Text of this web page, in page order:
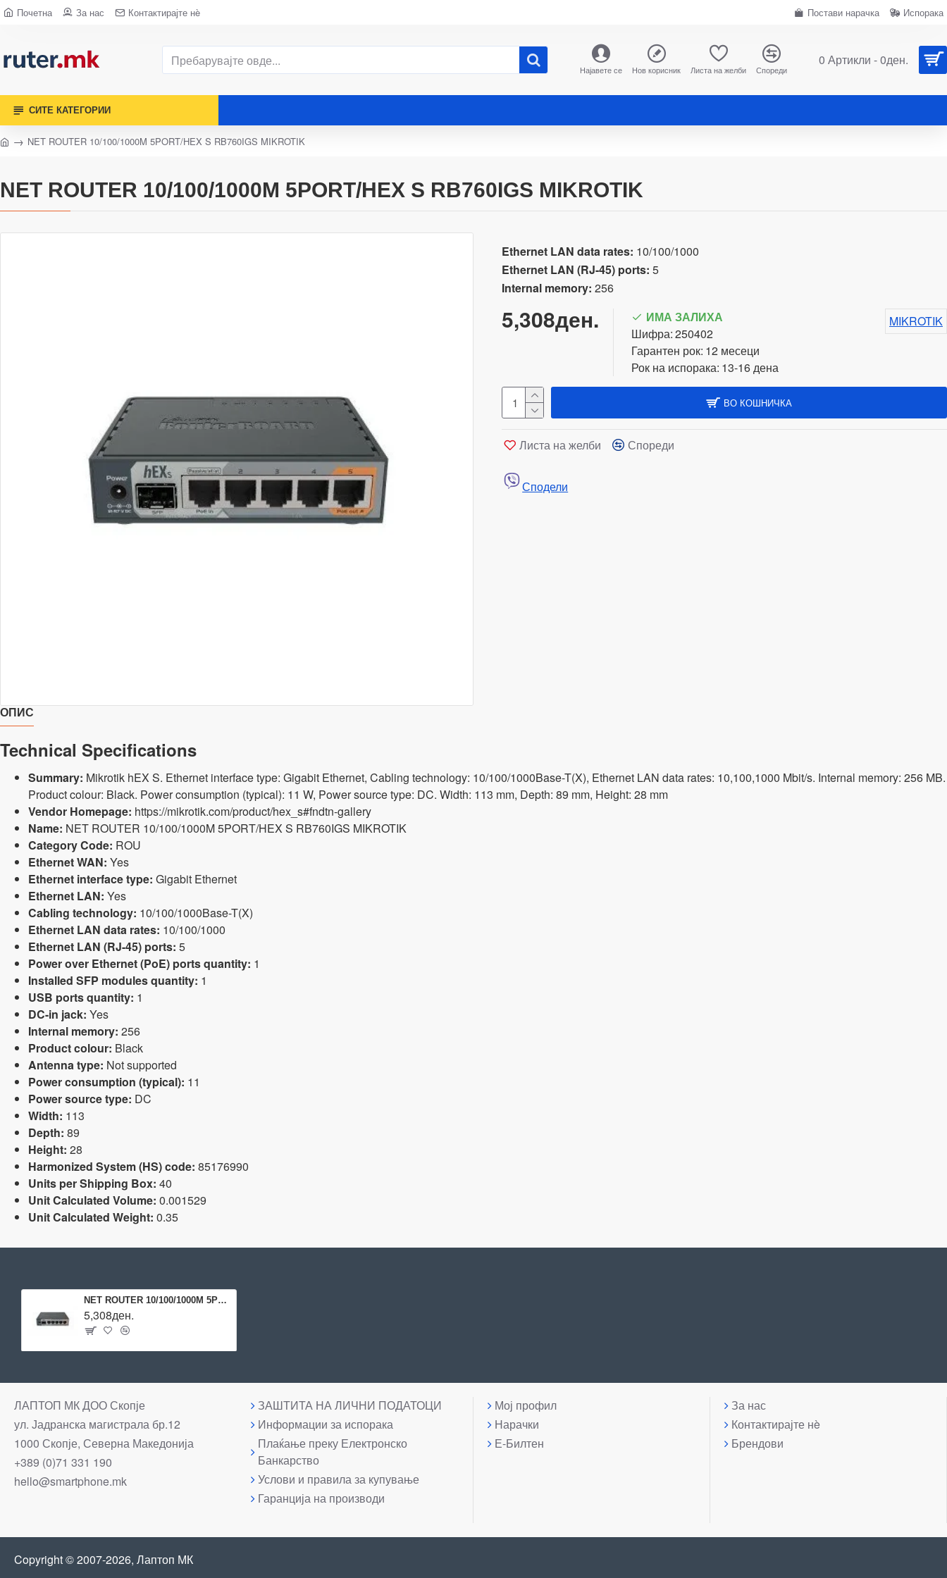
Почетна За нас Контактирајте нè Постави нарачка Испорака
Најавете се Нов корисник Листа на желби Спореди
0 Артикли - 0ден.
СИТЕ КАТЕГОРИИ
NET ROUTER 10/100/1000M 5PORT/HEX S RB760IGS MIKROTIK
NET ROUTER 10/100/1000M 5PORT/HEX S RB760IGS MIKROTIK
Ethernet LAN data rates: 10/100/1000
Ethernet LAN (RJ-45) ports: 5
Internal memory: 256
5,308ден.
ИМА ЗАЛИХА
Шифра:250402
Гарантен рок: 12 месеци
Рок на испорака: 13-16 дена
MIKROTIK
ВО КОШНИЧКА
Листа на желби Спореди
Сподели
ОПИС
Technical Specifications
Summary: Mikrotik hEX S. Ethernet interface type: Gigabit Ethernet, Cabling technology: 10/100/1000Base-T(X), Ethernet LAN data rates: 10,100,1000 Mbit/s. Internal memory: 256 MB.
Product colour: Black. Power consumption (typical): 11 W, Power source type: DC. Width: 113 mm, Depth: 89 mm, Height: 28 mm
Vendor Homepage: https://mikrotik.com/product/hex_s#fndtn-gallery
Name: NET ROUTER 10/100/1000M 5PORT/HEX S RB760IGS MIKROTIK
Category Code: ROU
Ethernet WAN: Yes
Ethernet interface type: Gigabit Ethernet
Ethernet LAN: Yes
Cabling technology: 10/100/1000Base-T(X)
Ethernet LAN data rates: 10/100/1000
Ethernet LAN (RJ-45) ports: 5
Power over Ethernet (PoE) ports quantity: 1
Installed SFP modules quantity: 1
USB ports quantity: 1
DC-in jack: Yes
Internal memory: 256
Product colour: Black
Antenna type: Not supported
Power consumption (typical): 11
Power source type: DC
Width: 113
Depth: 89
Height: 28
Harmonized System (HS) code: 85176990
Units per Shipping Box: 40
Unit Calculated Volume: 0.001529
Unit Calculated Weight: 0.35
NET ROUTER 10/100/1000M 5PORT/HEX S RB760IGS MIKROTIK
5,308ден.
ЛАПТОП МК ДОО Скопје
ул. Јадранска магистрала бр.12
1000 Скопје, Северна Македонија
+389 (0)71 331 190
hello@smartphone.mk
ЗАШТИТА НА ЛИЧНИ ПОДАТОЦИ
Информации за испорака
Плаќање преку Електронско
Банкарство
Услови и правила за купување
Гаранција на производи
Мој профил
Нарачки
Е-Билтен
За нас
Контактирајте нè
Брендови
Copyright © 2007-2026, Лаптоп МК